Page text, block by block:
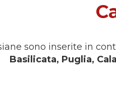
sono inserite in
Basilicata, Puglia,